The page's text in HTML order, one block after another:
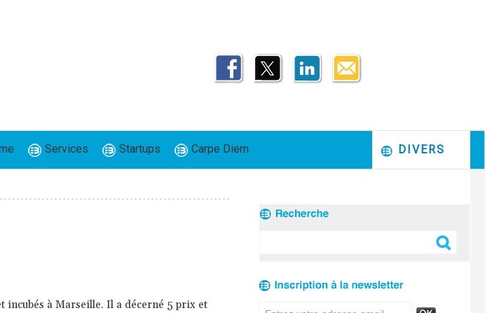
Services Startups Carpe Diem DIVERS
incubés à Marseille. Il a décerné 5 prix et